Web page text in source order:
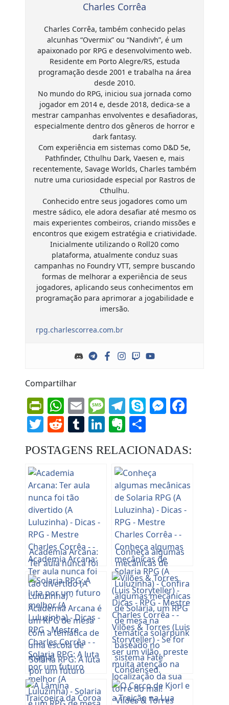
Charles Corrêa
Charles Corrêa, também conhecido pelas
alcunhas “Overmix” ou “Nandivh”, é um
apaixonado por RPG e desenvolvimento web.
Residente em Porto Alegre/RS, estuda
programação desde 2001 e trabalha na área
desde 2010.
No mundo do RPG, iniciou sua jornada como
jogador em 2014 e, desde 2018, dedica-se a
mestrar campanhas envolventes e desafiadoras,
especialmente dentro dos gêneros de horror e
dark fantasy.
Com experiência em sistemas como D&D 5e,
Pathfinder, Cthulhu Dark, Vaesen e, mais
recentemente, Savage Worlds, Charles também
nutre uma curiosidade especial por Rastros de
Cthulhu.
Conhecido entre seus jogadores como um
mestre sádico, ele adora desafiar até mesmo os
mais experientes combeiros, criando missões e
encontros que exigem estratégia e criatividade.
Inicialmente utilizando o Roll20 como
plataforma, atualmente conduz suas
campanhas no Foundry VTT, sempre buscando
formas de melhorar a experiência de seus
jogadores, aplicando seus conhecimentos em
programação para aprimorar a jogabilidade e
imersão.
rpg.charlescorrea.com.br
Compartilhar
PrintFriendly
WhatsApp
EmailMessage
Telegram
Skype
Twitter
Reddit
Tumblr
LinkedIn
Evernote
POSTAGENS RELACIONADAS:
Academia Arcana:
Ter aula nunca foi
tão divertido (A
Luluzinha)
Conheça algumas
mecânicas de
Solaria RPG (A
Luluzinha)
Solaria RPG: A luta
por um futuro
melhor (A
Luluzinha)
Vilões & Torres